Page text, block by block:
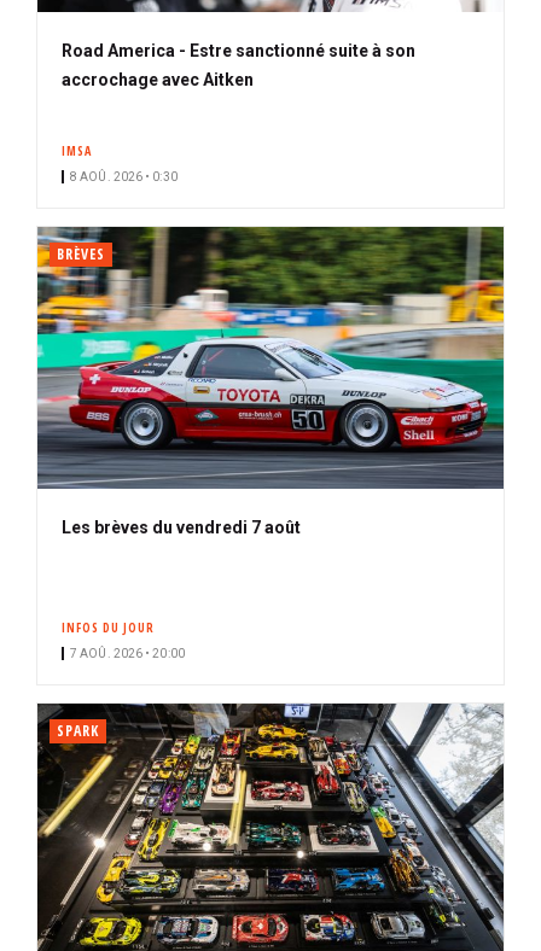
Road America - Estre sanctionné suite à son
accrochage avec Aitken
IMSA
8 AOÛ. 2026 • 0:30
BRÈVES
Les brèves du vendredi 7 août
INFOS DU JOUR
7 AOÛ. 2026 • 20:00
SPARK